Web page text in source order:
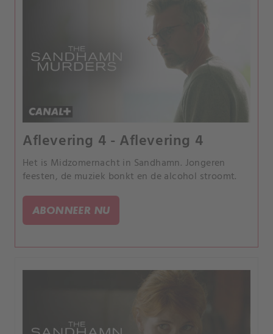
Aflevering 4 - Aflevering 4
Het is Midzomernacht in Sandhamn. Jongeren
feesten, de muziek bonkt en de alcohol stroomt.
ABONNEER NU